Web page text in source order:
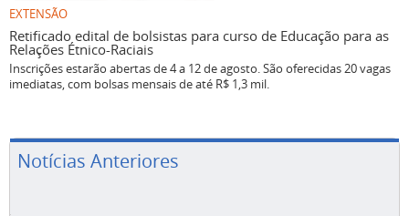
EXTENSÃO
Retificado edital de bolsistas para curso de Educação para as
Relações Étnico-Raciais
Inscrições estarão abertas de 4 a 12 de agosto. São oferecidas 20 vagas
imediatas, com bolsas mensais de até R$ 1,3 mil.
Notícias Anteriores